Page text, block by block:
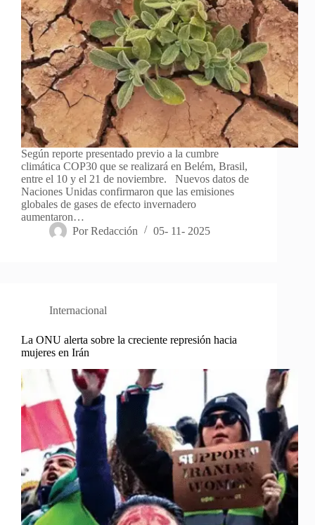
Según reporte presentado previo a la cumbre
climática COP30 que se realizará en Belém, Brasil,
entre el 10 y el 21 de noviembre. Nuevos datos de
Naciones Unidas confirmaron que las emisiones
globales de gases de efecto invernadero
aumentaron…
Por Redacción 05- 11- 2025
Internacional
La ONU alerta sobre la creciente represión hacia
mujeres en Irán